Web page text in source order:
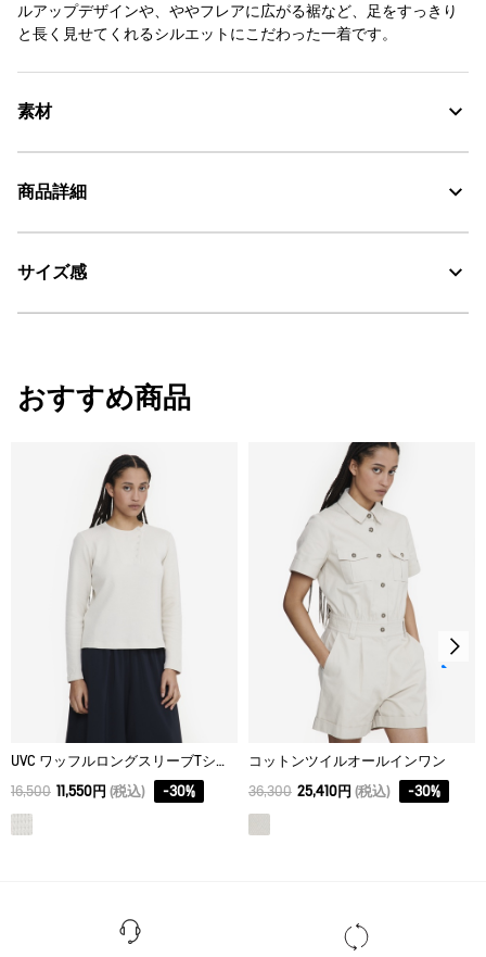
ルアップデザインや、ややフレアに広がる裾など、足をすっきり
と長く見せてくれるシルエットにこだわった一着です。
素材
素材の特徴
AIGLE for tomorrow
商品詳細
・色：ヴァニーユ (007)
サイズ感
レギュラーフィット
おすすめ商品
UVC ワッフルロングスリーブTシャツ
16,500 11,550円 (税込) -30%
コットンツイルオールインワン
36,300 25,410円 (税込) -30%